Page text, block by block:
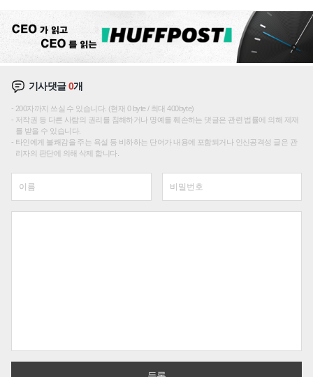
기사댓글0개
200자까지 쓰실 수 있습니다. (현재 0 byte / 최대 400byte)
저작권 등 다른 사람의 권리를 침해하거나 명예를 훼손하는 댓글은 관련 법률에 의해 제재
를 받을 수 있습니다.
타인에게 불쾌감을 주는 욕설 등 비하하는 단어가 내용에 포함되거나 인신공격성 글은 관
리자의 판단에 의해 삭제 합니다.